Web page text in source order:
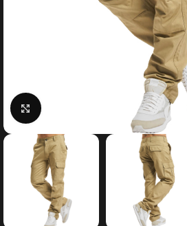
Κάντε κλικ για μεγέθυνση